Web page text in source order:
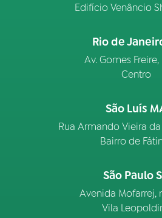
Edifício Venâncio
Rio de
Av. Gomes Freire,
Centro
São Luís
Rua Armando Vieira da
Bairro de
São Paulo
Avenida Mofarrej,
Vila